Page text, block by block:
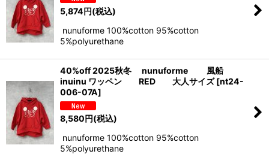
5,874円(税込)
nunuforme 100%cotton 95%cotton
5%polyurethane
40%off 2025秋冬 nunuforme 風船
inuinu ワッペン RED 大人サイズ [nt24-
006-07A]
8,580円(税込)
nunuforme 100%cotton 95%cotton
5%polyurethane